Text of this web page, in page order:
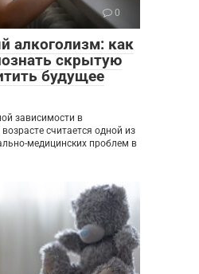
0
алкоголизм: как
скрытую
будущее
зависимости в
считается одной из
медицинских проблем в